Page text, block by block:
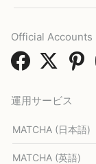
運用サービス
MATCHA (日本語)
MATCHA (英語)
Official Accounts